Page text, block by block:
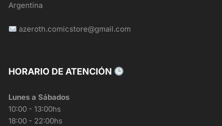
Argentina
azeroth.comicstore@gmail.com
HORARIO DE ATENCIÓN
Lunes a Sábados
10:00 - 13:00hs
18:00 - 22:00hs